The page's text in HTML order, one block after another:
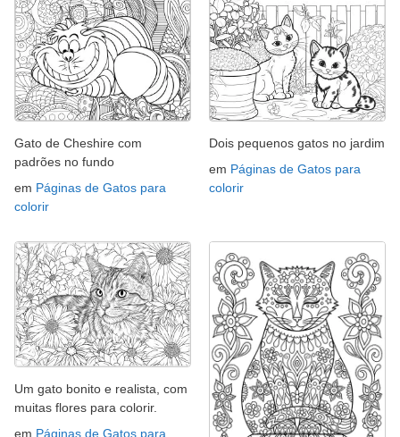
Gato de Cheshire com
padrões no fundo
em Páginas de Gatos para
colorir
Dois pequenos gatos no jardim
em Páginas de Gatos para
colorir
Um gato bonito e realista, com
muitas flores para colorir.
em Páginas de Gatos para